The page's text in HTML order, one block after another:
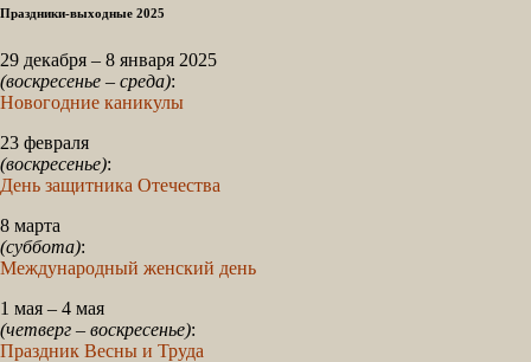
Праздники-выходные 2025
29 декабря – 8 января 2025
(воскресенье – среда):
Новогодние каникулы
23 февраля
(воскресенье):
День защитника Отечества
8 марта
(суббота):
Международный женский день
1 мая – 4 мая
(четверг – воскресенье):
Праздник Весны и Труда